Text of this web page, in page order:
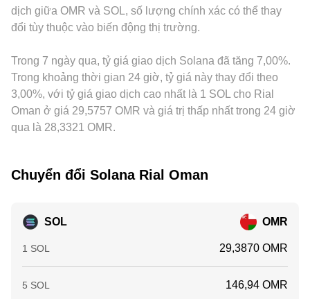
bẩy, cũng như dòng vốn whale trên sàn và on-chain (nạp
SOL lên sàn hoặc rút về ví) có thể khuếch đại biến động
đến conversion rate SOL/OMR.
từng nền tảng và trong tổng thể thị trường.
trên từng nền tảng sẽ truyền dẫn vào conversion rate
SOL/OMR niêm yết. Hoạt động arbitrage giữa các sàn giúp
nhưng không phải lúc nào cũng hoàn hảo do phí giao dịch,
hạn mức rút nạp, thời gian xác nhận, rủi ro thị trường và giới
hạn vốn khiến mức giá trên các sàn vẫn có thể khác nhau
trong ngắn hạn.
dịch giữa OMR và SOL, số lượng chính xác có thể thay
đổi tùy thuộc vào biến động thị trường.
Trong 7 ngày qua, tỷ giá giao dịch Solana đã tăng 7,00%.
Trong khoảng thời gian 24 giờ, tỷ giá này thay đổi theo
3,00%, với tỷ giá giao dịch cao nhất là 1 SOL cho Rial
Oman ở giá 29,5757 OMR và giá trị thấp nhất trong 24 giờ
qua là 28,3321 OMR.
Chuyển đổi Solana Rial Oman
SOL OMR
1 SOL 29,3870 OMR
5 SOL 146,94 OMR